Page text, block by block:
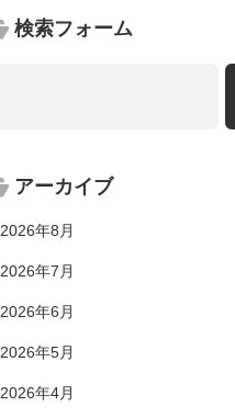
検索フォーム
アーカイブ
2026年8月
2026年7月
2026年6月
2026年5月
2026年4月